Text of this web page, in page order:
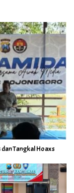
Tangkal Hoaxs